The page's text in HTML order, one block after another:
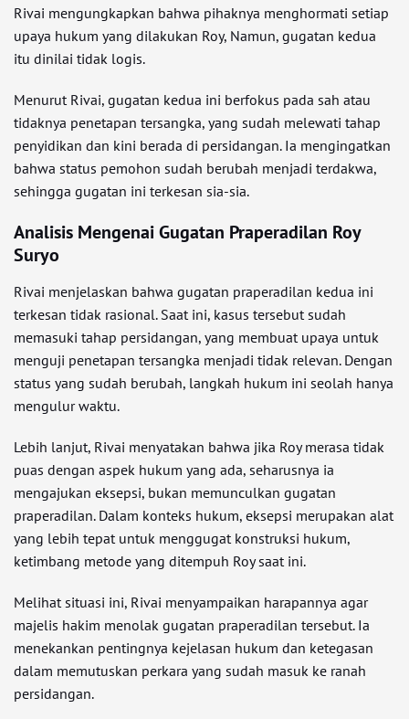
Rivai mengungkapkan bahwa pihaknya menghormati setiap
upaya hukum yang dilakukan Roy, Namun, gugatan kedua
itu dinilai tidak logis.
Menurut Rivai, gugatan kedua ini berfokus pada sah atau
tidaknya penetapan tersangka, yang sudah melewati tahap
penyidikan dan kini berada di persidangan. Ia mengingatkan
bahwa status pemohon sudah berubah menjadi terdakwa,
sehingga gugatan ini terkesan sia-sia.
Analisis Mengenai Gugatan Praperadilan Roy
Suryo
Rivai menjelaskan bahwa gugatan praperadilan kedua ini
terkesan tidak rasional. Saat ini, kasus tersebut sudah
memasuki tahap persidangan, yang membuat upaya untuk
menguji penetapan tersangka menjadi tidak relevan. Dengan
status yang sudah berubah, langkah hukum ini seolah hanya
mengulur waktu.
Lebih lanjut, Rivai menyatakan bahwa jika Roy merasa tidak
puas dengan aspek hukum yang ada, seharusnya ia
mengajukan eksepsi, bukan memunculkan gugatan
praperadilan. Dalam konteks hukum, eksepsi merupakan alat
yang lebih tepat untuk menggugat konstruksi hukum,
ketimbang metode yang ditempuh Roy saat ini.
Melihat situasi ini, Rivai menyampaikan harapannya agar
majelis hakim menolak gugatan praperadilan tersebut. Ia
menekankan pentingnya kejelasan hukum dan ketegasan
dalam memutuskan perkara yang sudah masuk ke ranah
persidangan.